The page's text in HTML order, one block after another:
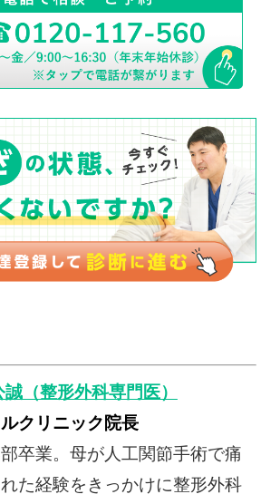
誠（整形外科専門医）
クリニック院長
卒業。母が人工関節手術で痛
た経験をきっかけに整形外科